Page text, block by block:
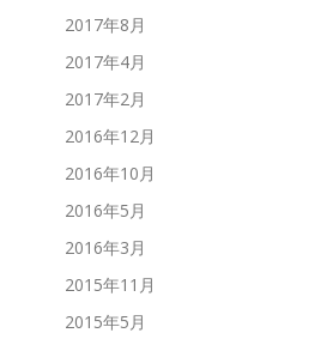
2017年8月
2017年4月
2017年2月
2016年12月
2016年10月
2016年5月
2016年3月
2015年11月
2015年5月